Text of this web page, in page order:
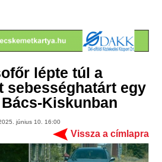
lépte túl a
sebességhatárt egy
Kiskunban
június 10. 16:00
Vissza a címlapra